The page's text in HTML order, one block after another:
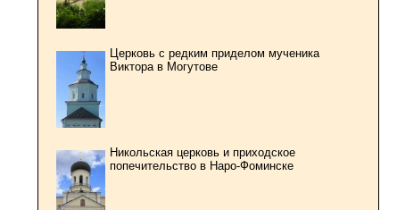
Церковь с редким приделом мученика
Виктора в Могутове
Никольская церковь и приходское
попечительство в Наро-Фоминске